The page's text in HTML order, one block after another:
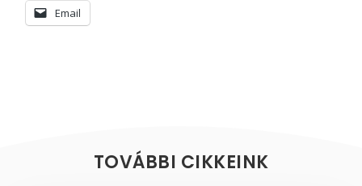
Email
TOVÁBBI CIKKEINK